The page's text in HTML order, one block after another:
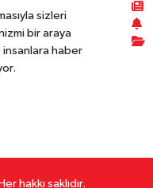
sizleri
bir araya
insanlara haber
hakkı saklıdır.